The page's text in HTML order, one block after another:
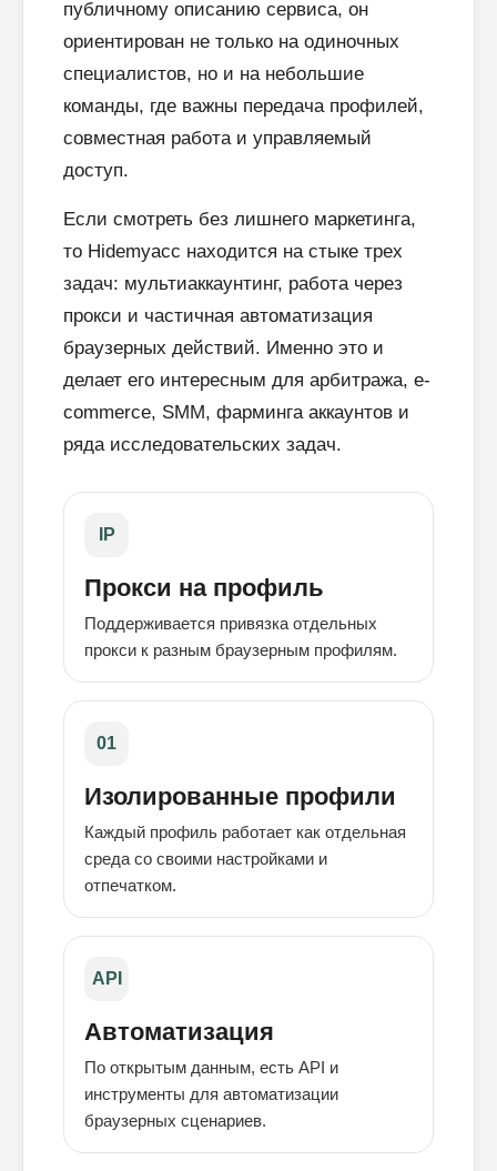
публичному описанию сервиса, он
ориентирован не только на одиночных
специалистов, но и на небольшие
команды, где важны передача профилей,
совместная работа и управляемый
доступ.
Если смотреть без лишнего маркетинга,
то Hidemyacc находится на стыке трех
задач: мультиаккаунтинг, работа через
прокси и частичная автоматизация
браузерных действий. Именно это и
делает его интересным для арбитража, e-
commerce, SMM, фарминга аккаунтов и
ряда исследовательских задач.
IP
Прокси на профиль
Поддерживается привязка отдельных
прокси к разным браузерным профилям.
01
Изолированные профили
Каждый профиль работает как отдельная
среда со своими настройками и
отпечатком.
API
Автоматизация
По открытым данным, есть API и
инструменты для автоматизации
браузерных сценариев.